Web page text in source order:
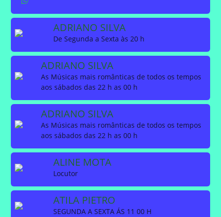
ADRIANO SILVA
De Segunda a Sexta às 20 h
ADRIANO SILVA
As Músicas mais românticas de todos os tempos
aos sábados das 22 h as 00 h
ADRIANO SILVA
As Músicas mais românticas de todos os tempos
aos sábados das 22 h as 00 h
ALINE MOTA
Locutor
ATILA PIETRO
SEGUNDA A SEXTA ÁS 11 00 H